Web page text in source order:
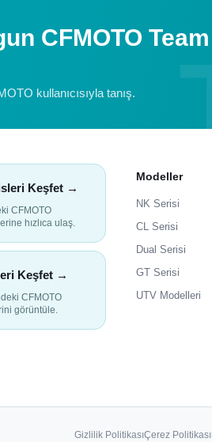
CFMOTO
kullanıcısıyla tanış.
Keşfet →
CFMOTO
hızlıca ulaş.
Keşfet →
CFMOTO
görüntüle.
Modeller
NK Serisi
CL Serisi
Dual Serisi
GT Serisi
UTV Modelleri
Gizlilik PolitikasıÇerez Politikası